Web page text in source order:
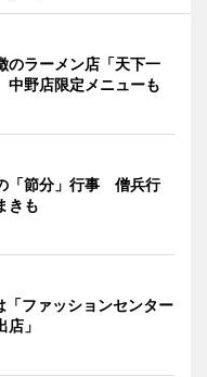
のラーメン店「天下一
野店限定メニューも
「節分」行事 僧兵行
きも
「ファッションセンター
」